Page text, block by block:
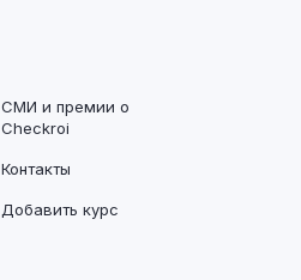
СМИ и премии о
Checkroi
Контакты
Добавить курс